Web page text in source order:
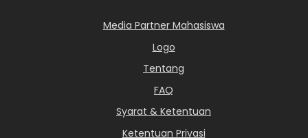
Media Partner Mahasiswa
Logo
Tentang
FAQ
Syarat & Ketentuan
Ketentuan Privasi